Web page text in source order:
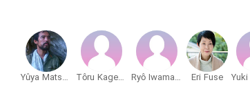
Eri Fuse
Ryô Iwamatsu
Tôru Kageyama
Yûya Matsuura